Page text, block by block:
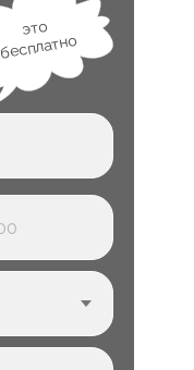
это
бесплатно